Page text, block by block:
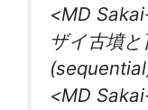
<MD
ザイ古墳
<MD